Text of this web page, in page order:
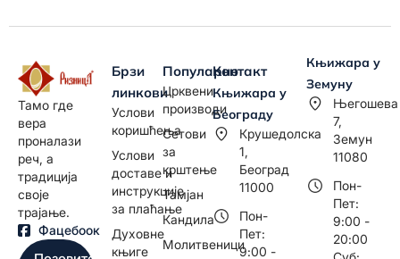
Тамо где
вера
проналази
реч, а
традиција
своје
трајање.
Фацебоок
Брзи
линкови
Услови
коришћења
Услови
доставе и
инструкције
за плаћање
Духовне
књиге
Популарно
Црквени
производи
Сетови
за
крштење
Тамјан
Кандила
Молитвеници
Контакт
Књижара у
Београду
Крушедолска
1,
Београд
11000
Пон-
Пет:
9:00 -
Књижара у
Земуну
Његошева
7,
Земун
11080
Пон-
Пет:
9:00 -
20:00